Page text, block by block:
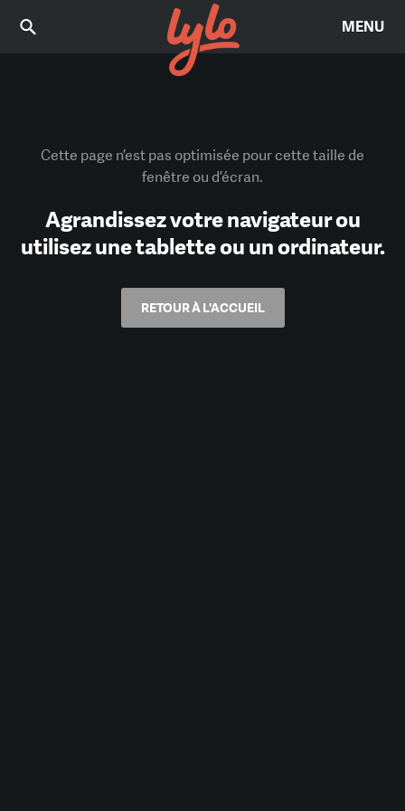
MENU
Cette page n’est pas optimisée pour cette taille de
fenêtre ou d’écran.
Agrandissez votre navigateur ou
utilisez une tablette ou un ordinateur.
RETOUR À L'ACCUEIL